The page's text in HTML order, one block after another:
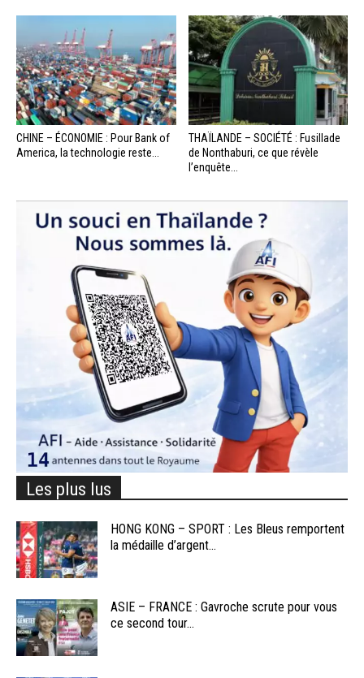
CHINE – ÉCONOMIE : Pour Bank of
America, la technologie reste...
THAÏLANDE – SOCIÉTÉ : Fusillade
de Nonthaburi, ce que révèle
l’enquête...
Les plus lus
HONG KONG – SPORT : Les Bleus remportent
la médaille d’argent...
ASIE – FRANCE : Gavroche scrute pour vous
ce second tour...